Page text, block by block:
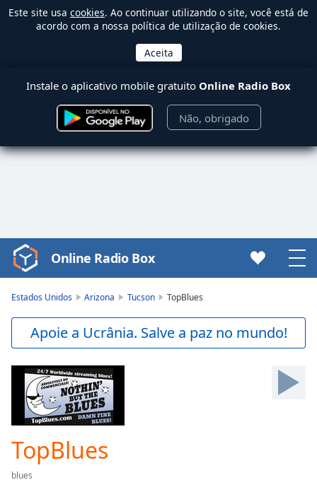
Este site usa cookies. Ao continuar utilizando o site, você está de
acordo com a nossa política de utilização de cookies.
Instale o aplicativo mobile gratuito Online Radio Box
Não, obrigado
Video
Player
Skip
Backward
Skip
Forward
Mute
Current
Time0:00
Online Radio Box
Estados Unidos Arizona Tucson TopBlues
Apoie a Ucrânia. Salve a paz no mundo!
TopBlues
blues